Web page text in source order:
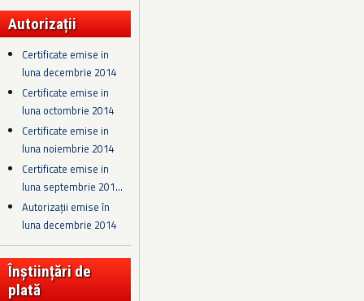
Autorizații
Certificate emise in
luna decembrie 2014
Certificate emise in
luna octombrie 2014
Certificate emise in
luna noiembrie 2014
Certificate emise in
luna septembrie 201...
Autorizații emise în
luna decembrie 2014
Înștiințări de
plată